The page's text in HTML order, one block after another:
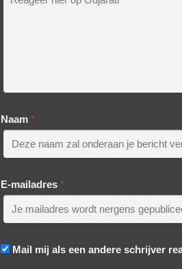
Naam *
E-mailadres *
Mail mij als een andere schrijver